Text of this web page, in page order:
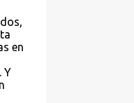
en
Y